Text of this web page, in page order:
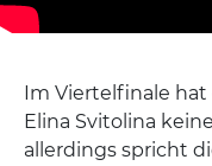
Im Viertelfinale hat
Elina Svitolina
allerdings spricht